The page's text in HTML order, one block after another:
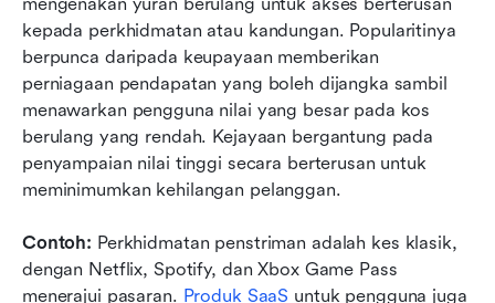
kepada perkhidmatan atau kandungan. Popularitinya
berpunca daripada keupayaan memberikan
perniagaan pendapatan yang boleh dijangka sambil
menawarkan pengguna nilai yang besar pada kos
berulang yang rendah. Kejayaan bergantung pada
penyampaian nilai tinggi secara berterusan untuk
meminimumkan kehilangan pelanggan.
Contoh: Perkhidmatan penstriman adalah kes klasik,
dengan Netflix, Spotify, dan Xbox Game Pass
menerajui pasaran. Produk SaaS untuk pengguna juga